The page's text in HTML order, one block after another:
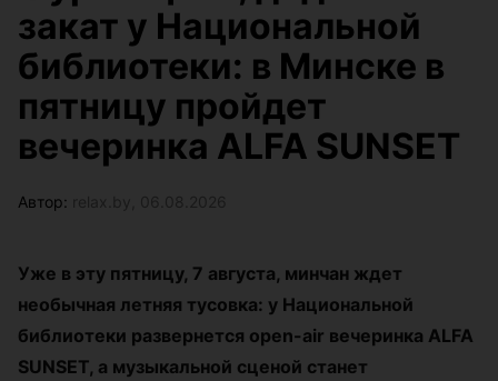
закат у Национальной
библиотеки: в Минске в
пятницу пройдет
вечеринка ALFA SUNSET
Автор:
Уже в эту пятницу, 7 августа, минчан ждет
необычная летняя тусовка: у Национальной
библиотеки развернется open-air вечеринка ALFA
SUNSET, а музыкальной сценой станет